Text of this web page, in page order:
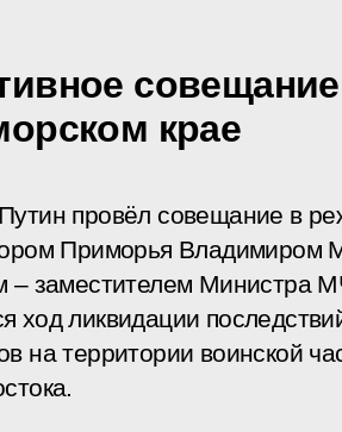
крае
провёл совещание в
Приморья Владимиром
– заместителем Министра
ход ликвидации
на территории воинской